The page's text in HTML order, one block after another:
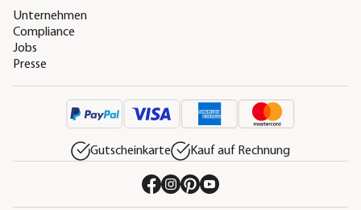
Unternehmen
Compliance
Jobs
Presse
Gutscheinkarte Kauf auf Rechnung